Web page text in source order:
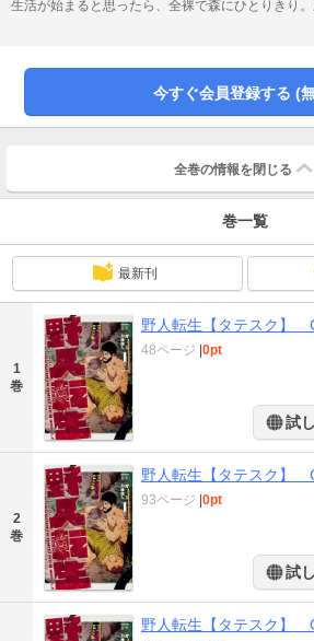
生活が始まると思ったら、全裸で森にひとりきり
かり、魔法もなければチートもない状態で、頼れ
みれた現地の村人たちを、その身ひとつでぶっ倒
今すぐ会員登録する (
全巻の情報を 閉じる
巻一覧
最新刊
1
巻
野人転生【タテスク】
48ページ 0pt
試
2
巻
野人転生【タテスク】
93ページ 0pt
試
野人転生【タテスク】